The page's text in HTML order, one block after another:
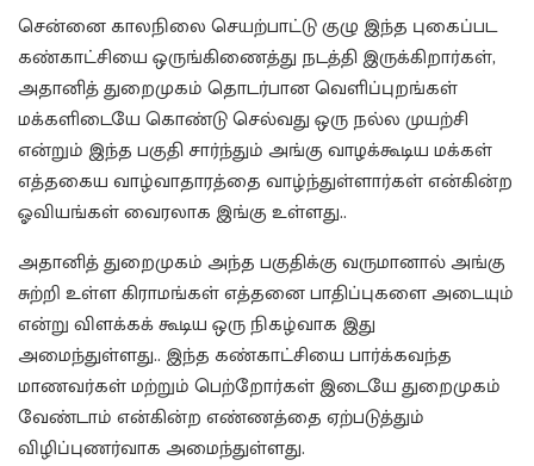
சென்னை காலநிலை செயற்பாட்டு குழு இந்த புகைப்பட
கண்காட்சியை ஒருங்கிணைத்து நடத்தி இருக்கிறார்கள்,
அதானித் துறைமுகம் தொடர்பான வெளிப்புறங்கள்
மக்களிடையே கொண்டு செல்வது ஒரு நல்ல முயற்சி
என்றும் இந்த பகுதி சார்ந்தும் அங்கு வாழக்கூடிய மக்கள்
எத்தகைய வாழ்வாதாரத்தை வாழ்ந்துள்ளார்கள் என்கின்ற
ஓவியங்கள் வைரலாக இங்கு உள்ளது..
அதானித் துறைமுகம் அந்த பகுதிக்கு வருமானால் அங்கு
சுற்றி உள்ள கிராமங்கள் எத்தனை பாதிப்புகளை அடையும்
என்று விளக்கக் கூடிய ஒரு நிகழ்வாக இது
அமைந்துள்ளது.. இந்த கண்காட்சியை பார்க்கவந்த
மாணவர்கள் மற்றும் பெற்றோர்கள் இடையே துறைமுகம்
வேண்டாம் என்கின்ற எண்ணத்தை ஏற்படுத்தும்
விழிப்புணர்வாக அமைந்துள்ளது.